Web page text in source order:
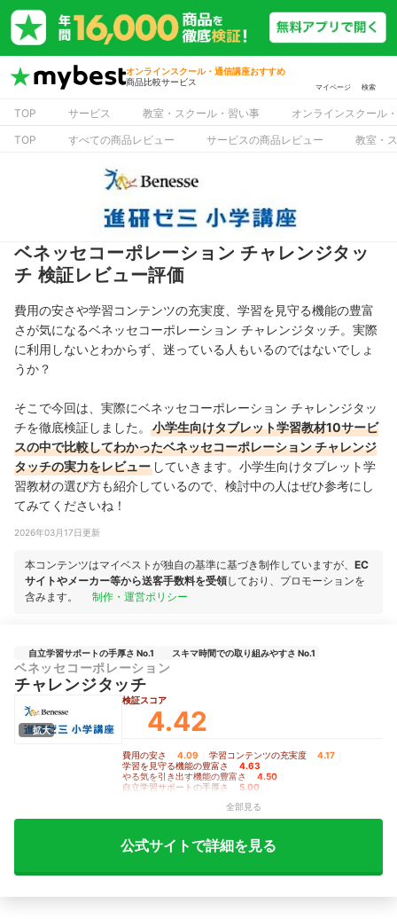
オンラインスクール・通信講座おすすめ
商品比較サービス
マイページ 検索
TOP サービス 教室・スクール・習い事
オンラインスクール
TOP
すべての商品レビュー サービスの商品レビュー 教室・
ベネッセコーポレーション チャレンジタッ
チ 検証レビュー評価
費用の安さや学習コンテンツの充実度、学習を見守る機能の豊富
さが気になるベネッセコーポレーション チャレンジタッチ。実際
に利用しないとわからず、迷っている人もいるのではないでしょ
うか？
そこで今回は、実際にベネッセコーポレーション チャレンジタッ
チを徹底検証しました。
小学生向けタブレット学習教材10サービ
スの中で比較してわかったベネッセコーポレーション チャレンジ
タッチの実力をレビュー していきます。小学生向けタブレット学
習教材の選び方も紹介しているので、検討中の人はぜひ参考にし
てみてくださいね！
2026年03月17日更新
本コンテンツはマイベストが独自の基準に基づき制作していますが、 EC
サイトやメーカー等から送客手数料を受領しており、プロモーションを
含みます。
制作・運営ポリシー
自立学習サポートの手厚さ No.1 スキマ時間での取り組みやすさ No.1
ベネッセコーポレーション
チャレンジタッチ
拡大
検証スコア
4.42
費用の安さ 4.09 学習コンテンツの充実度 4.17
学習を見守る機能の豊富さ 4.63
やる気を引き出す機能の豊富さ 4.50
自立学習サポートの手厚さ 5.00
全部見る
公式サイトで詳細を見る